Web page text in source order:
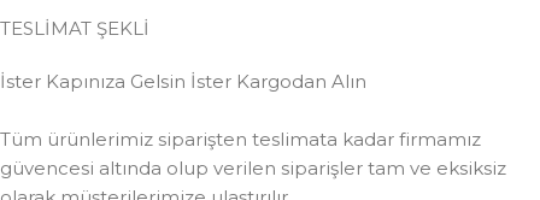
TESLİMAT ŞEKLİ
İster Kapınıza Gelsin İster Kargodan Alın
Tüm ürünlerimiz siparişten teslimata kadar firmamız
güvencesi altında olup verilen siparişler tam ve eksiksiz